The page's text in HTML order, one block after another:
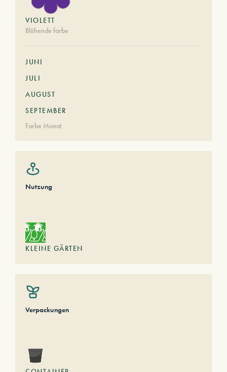
VIOLETT
Blühende farbe
JUNI
JULI
AUGUST
SEPTEMBER
Farbe Monat
Nutzung
KLEINE GÄRTEN
Verpackungen